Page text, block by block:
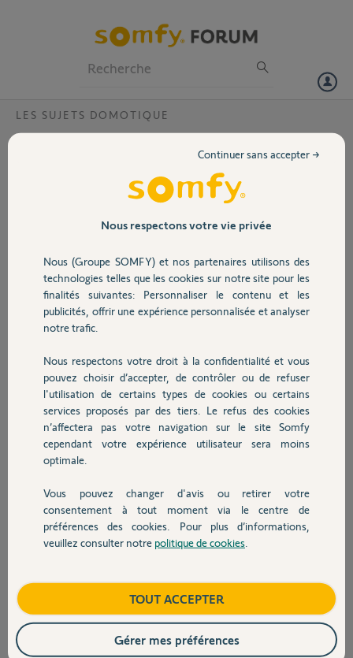
Volet
Sécurité
Domotique
Chauffage
Autres produits
Devis avec un pro
Contact
LES SUJETS DOMOTIQUE
Enregistrement Somfy Outdoor
Il est proposé sur l'appli Somfy Protect dans les réglage d'enregistrer
Pour ma part, meme activé, aucune video y est stocké.
Avez vous des l'aide a m'apporter ?
Merci,
Arnaud P.
il y a plus d'un an
Participer au fil de discussion
Réponses
Bonjour Arnaud
software et si vous avez bien respecté les conditions de liaison.
déclenchement de l'alarme et ne pas arrêtez celle ci immédiatement.
Nous respectons votre vie privée
Nous (Groupe SOMFY) et nos partenaires utilisons des
technologies telles que les cookies sur notre site pour les
finalités suivantes: Personnaliser le contenu et les
publicités, offrir une expérience personnalisée et analyser
notre trafic.
Nous respectons votre droit à la confidentialité et vous
pouvez choisir d’accepter, de contrôler ou de refuser
l'utilisation de certains types de cookies ou certains
services proposés par des tiers. Le refus des cookies
n’affectera pas votre navigation sur le site Somfy
cependant votre expérience utilisateur sera moins
optimale.
Vous pouvez changer d'avis ou retirer votre
consentement à tout moment via le centre de
préférences des cookies. Pour plus d’informations,
veuillez consulter notre politique de cookies
Continuer sans accepter →
TOUT ACCEPTER
Gérer mes préférences